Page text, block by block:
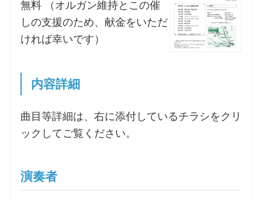
無料 （オルガン維持とこの催
しの支援のため、献金をいただ
ければ幸いです）
内容詳細
曲目等詳細は、右に添付しているチラシをクリ
ックしてご覧ください。
演奏者